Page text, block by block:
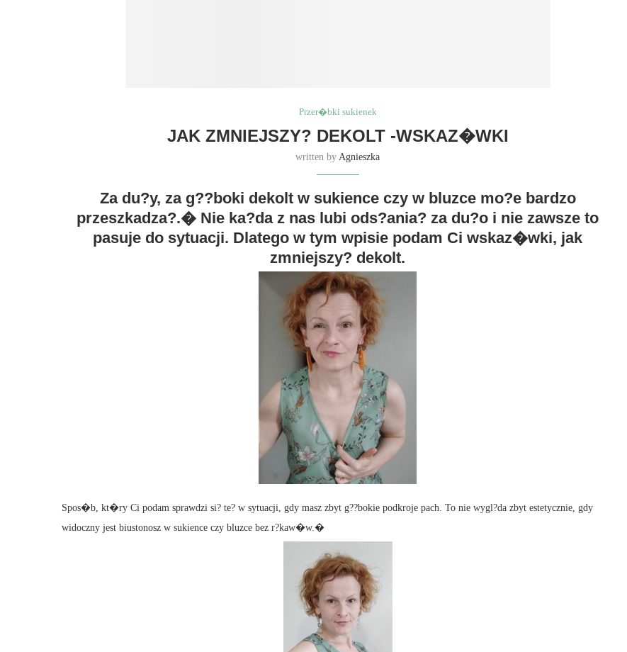
Przer�bki sukienek
JAK ZMNIEJSZY? DEKOLT -WSKAZ�WKI
written byAgnieszka
Za du?y, za g??boki dekolt w sukience czy w bluzce mo?e bardzo
przeszkadza?.� Nie ka?da z nas lubi ods?ania? za du?o i nie zawsze to
pasuje do sytuacji. Dlatego w tym wpisie podam Ci wskaz�wki, jak
zmniejszy? dekolt.
Spos�b, kt�ry Ci podam sprawdzi si? te? w sytuacji, gdy masz zbyt g??bokie podkroje pach. To nie wygl?da zbyt estetycznie, gdy
widoczny jest biustonosz w sukience czy bluzce bez r?kaw�w.�